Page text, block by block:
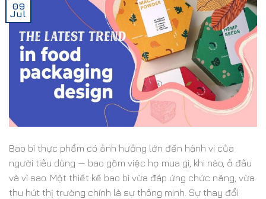
09
Jul
Bao bì thực phẩm có ảnh hưởng lớn đến hành vi của
người tiêu dùng — bao gồm việc họ mua gì, khi nào, ở đâu
và vì sao. Một thiết kế bao bì vừa đáp ứng chức năng, vừa
thu hút thị trường chính là sự thông minh. Sự thay đổi